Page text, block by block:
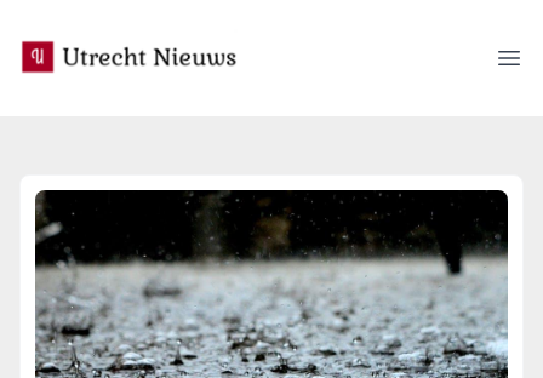
utrecht-nieuws.nl